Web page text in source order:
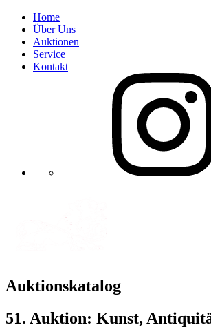
Home
Über Uns
Auktionen
Service
Kontakt
Auktionskatalog
51. Auktion: Kunst,